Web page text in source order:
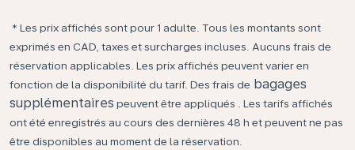
* Les prix affichés sont pour 1 adulte. Tous les montants sont
exprimés en CAD, taxes et surcharges incluses. Aucuns frais de
réservation applicables. Les prix affichés peuvent varier en
fonction de la disponibilité du tarif. Des frais de bagages
supplémentaires peuvent être appliqués . Les tarifs affichés
ont été enregistrés au cours des dernières 48 h et peuvent ne pas
être disponibles au moment de la réservation.